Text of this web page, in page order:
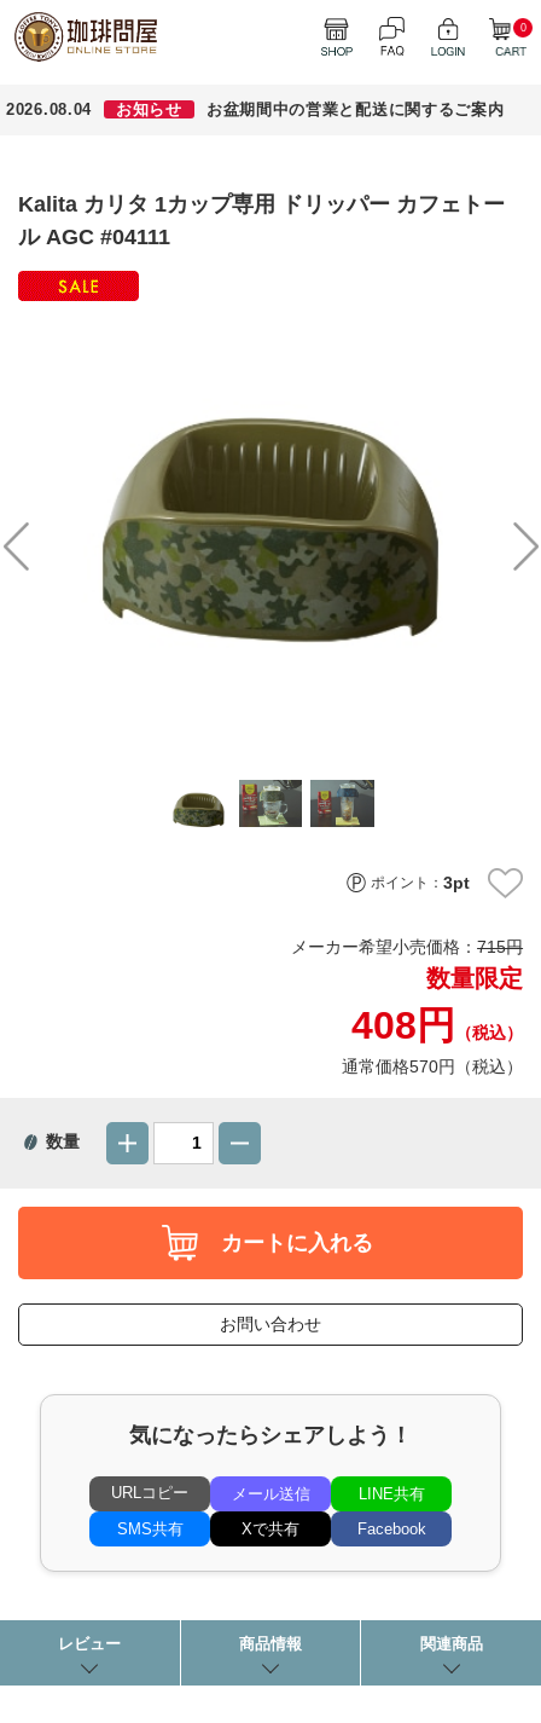
0
2026.08.04 お知らせ お盆期間中の営業と配送に関するご案内
Kalita カリタ 1カップ専用 ドリッパー カフェトー
ル AGC #04111
ポイント：3pt
メーカー希望小売価格：715円
数量限定
408円
（税込）
通常価格570円（税込）
数量
カートに入れる
お問い合わせ
気になったらシェアしよう！
URLコピー メール送信
LINE共有
SMS共有
Xで共有 Facebook
レビュー 商品情報 関連商品